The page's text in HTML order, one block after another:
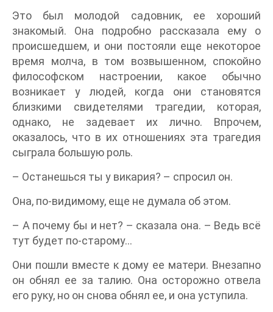
Это был молодой садовник, ее хороший
знакомый. Она подробно рассказала ему о
происшедшем, и они постояли еще некоторое
время молча, в том возвышенном, спокойно
философском настроении, какое обычно
возникает у людей, когда они становятся
близкими свидетелями трагедии, которая,
однако, не задевает их лично. Впрочем,
оказалось, что в их отношениях эта трагедия
сыграла большую роль.
– Останешься ты у викария? – спросил он.
Она, по-видимому, еще не думала об этом.
– А почему бы и нет? – сказала она. – Ведь всё
тут будет по-старому…
Они пошли вместе к дому ее матери. Внезапно
он обнял ее за талию. Она осторожно отвела
его руку, но он снова обнял ее, и она уступила.